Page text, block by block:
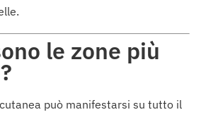
le zone più
può manifestarsi su tutto il